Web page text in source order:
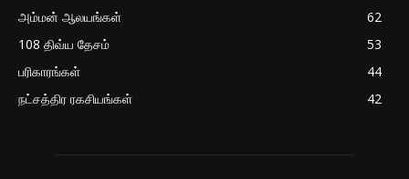
அம்மன் ஆலயங்கள்
62
108 திவ்ய தேசம்
53
பரிகாரங்கள்
44
நட்சத்திர ரகசியங்கள்
42